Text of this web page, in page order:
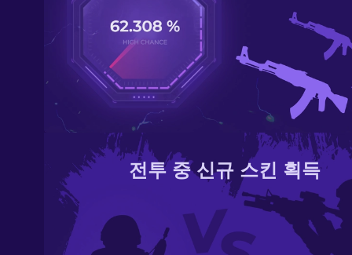
전투 중 신규 스킨 획득